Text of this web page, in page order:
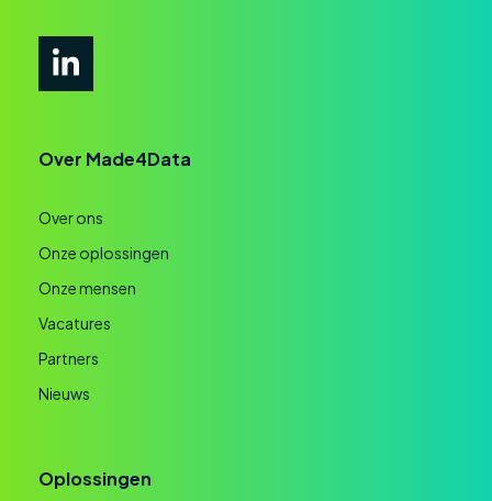
Over Made4Data
Over ons
Onze oplossingen
Onze mensen
Vacatures
Partners
Nieuws
Oplossingen